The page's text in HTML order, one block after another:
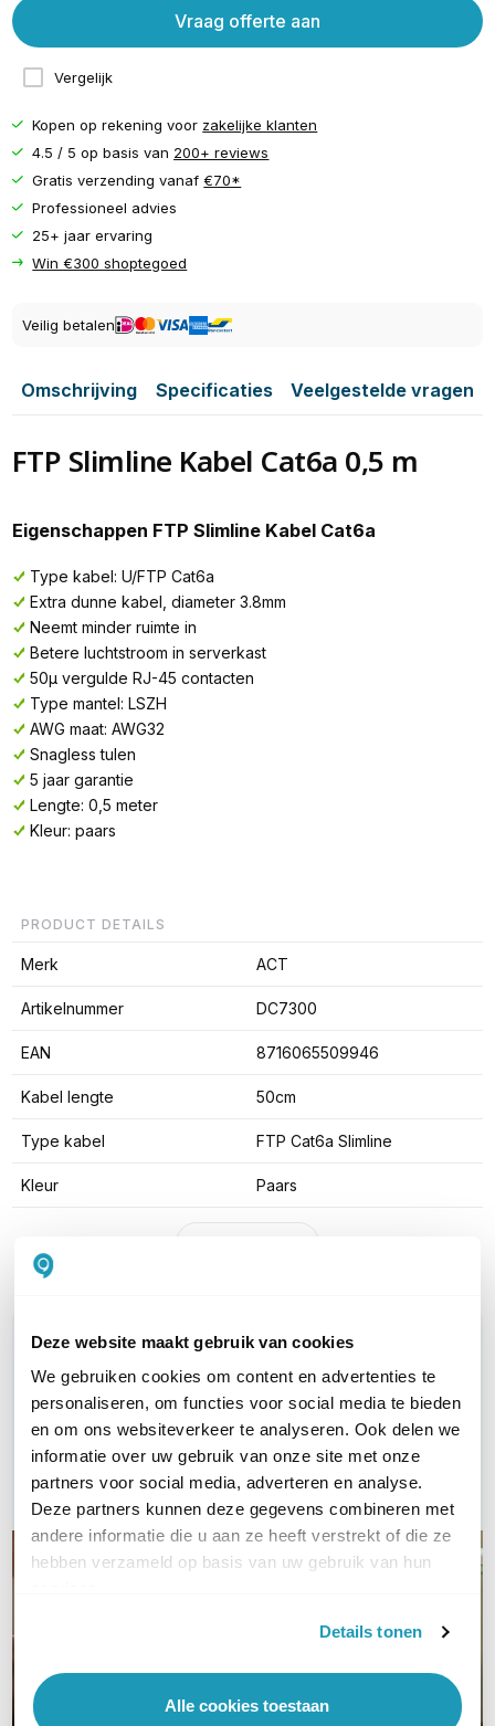
Deze website maakt gebruik van cookies
We gebruiken cookies om content en advertenties te
personaliseren, om functies voor social media te bieden
en om ons websiteverkeer te analyseren. Ook delen we
informatie over uw gebruik van onze site met onze
partners voor social media, adverteren en analyse.
Deze partners kunnen deze gegevens combineren met
andere informatie die u aan ze heeft verstrekt of die ze
hebben verzameld op basis van uw gebruik van hun
Details tonen
Alle cookies toestaan
Vergelijk
Vraag offerte aan
Kopen op rekening voor zakelijke klanten
4.5 / 5 op basis van 200+ reviews
Gratis verzending vanaf€70*
Professioneel advies
25+ jaar ervaring
Win €300 shoptegoed
Veilig betalen
Omschrijving Specificaties Veelgestelde vragen
FTP Slimline Kabel Cat6a 0,5 m
Eigenschappen FTP Slimline Kabel Cat6a
Type kabel: U/FTP Cat6a
Extra dunne kabel, diameter 3.8mm
Neemt minder ruimte in
Betere luchtstroom in serverkast
50µ vergulde RJ-45 contacten
Type mantel: LSZH
AWG maat: AWG32
Snagless tulen
5 jaar garantie
Lengte: 0,5 meter
Kleur: paars
PRODUCT DETAILS
Merk ACT
Artikelnummer DC7300
EAN 8716065509946
Kabel lengte 50cm
Type kabel FTP Cat6a Slimline
Kleur Paars
WIL JIJ ADVIES OP MAAT?
Vraag het onze experts!
Bel ons
E-mail